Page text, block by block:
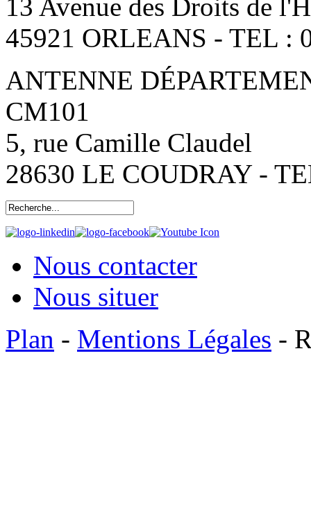
13 Avenue des Droits de
45921 ORLEANS - TEL :
ANTENNE
CM101
5, rue Camille Claudel
28630 LE COUDRAY -
Nous contacter
Nous situer
Plan - Mentions Légales -